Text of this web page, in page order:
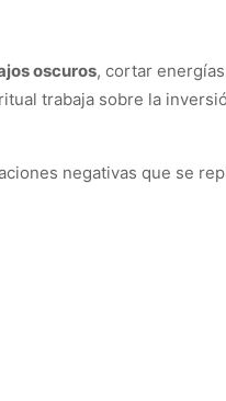
oscuros, cortar energías
trabaja sobre la
negativas que se